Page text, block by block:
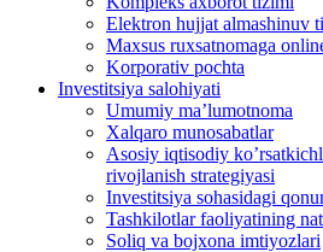
Elektron hujjat almashinuv
Maxsus ruxsatnomaga
Korporativ pochta
Investitsiya salohiyati
Umumiy maʼlumotnoma
Xalqaro munosabatlar
Аsosiy iqtisodiy
rivojlanish strategiyasi
Investitsiya sohasidagi
Tashkilotlar faoliyatining
Soliq va bojxona imtiyozlari